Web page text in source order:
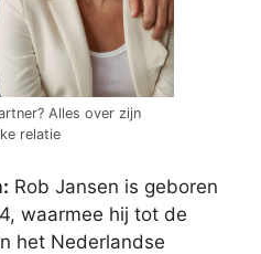
Alles over zijn
relatie
Rob Jansen is geboren
waarmee hij tot de
het Nederlandse